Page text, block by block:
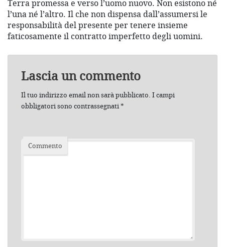
Terra promessa e verso l’uomo nuovo. Non esistono né
l’una né l’altro. Il che non dispensa dall’assumersi le
responsabilità del presente per tenere insieme
faticosamente il contratto imperfetto degli uomini.
Lascia un commento
Il tuo indirizzo email non sarà pubblicato. I campi
obbligatori sono contrassegnati*
Commento